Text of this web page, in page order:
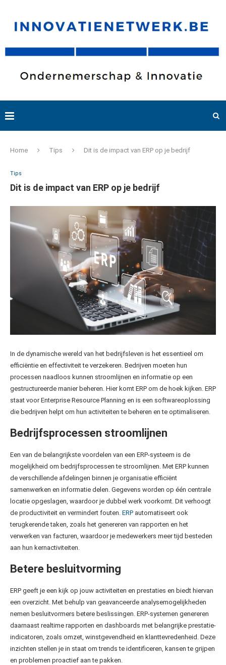
Home Tips Dit is de impact van ERP op je bedrijf
Tips
Dit is de impact van ERP op je bedrijf
In de dynamische wereld van het bedrijfsleven is het essentieel om
efficiëntie en effectiviteit te verzekeren. Bedrijven moeten hun
processen naadloos kunnen stroomlijnen en informatie op een
gestructureerde manier beheren. Hier komt ERP om de hoek kijken. ERP
staat voor Enterprise Resource Planning en is een softwareoplossing
die bedrijven helpt om hun activiteiten te beheren en te optimaliseren.
Bedrijfsprocessen stroomlijnen
Een van de belangrijkste voordelen van een ERP-systeem is de
mogelijkheid om bedrijfsprocessen te stroomlijnen. Met ERP kunnen
de verschillende afdelingen binnen je organisatie efficiënt
samenwerken en informatie delen. Gegevens worden op één centrale
locatie opgeslagen, waardoor je dubbel werk voorkomt. Dit verhoogt
de productiviteit en vermindert fouten. ERP automatiseert ook
terugkerende taken, zoals het genereren van rapporten en het
verwerken van facturen, waardoor je medewerkers meer tijd besteden
aan hun kernactiviteiten.
Betere besluitvorming
ERP geeft je een kijk op jouw activiteiten en prestaties en biedt hiervan
een overzicht. Met behulp van geavanceerde analysemogelijkheden
nemen besluitvormers betere beslissingen. ERP-systemen genereren
daarnaast realtime rapporten en dashboards met belangrijke prestatie-
indicatoren, zoals omzet, winstgevendheid en klanttevredenheid. Deze
inzichten stellen je in staat om trends te identificeren, kansen te grijpen
en problemen proactief aan te pakken.